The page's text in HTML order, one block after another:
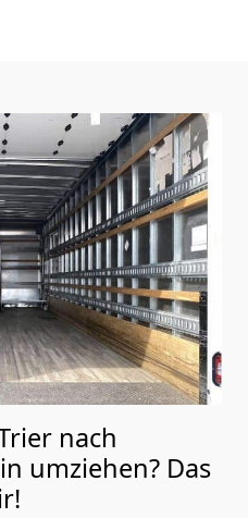
nach
umziehen? Das